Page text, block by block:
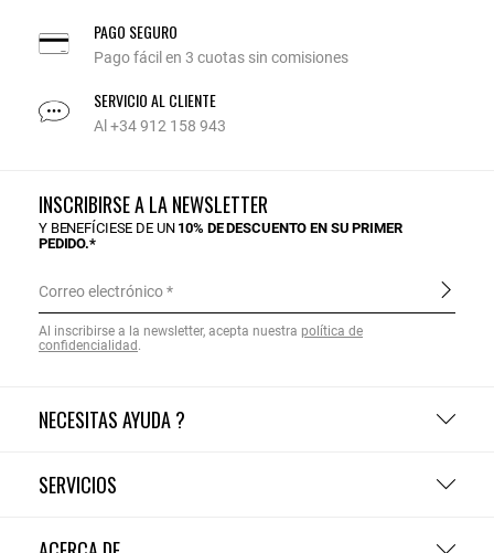
PAGO SEGURO
Pago fácil en 3 cuotas sin comisiones
SERVICIO AL CLIENTE
Al +34 912 158 943
NECESITAS AYUDA ?
SERVICIOS
INSCRIBIRSE A LA NEWSLETTER
Y BENEFÍCIESE DE UN 10% DE DESCUENTO EN SU PRIMER
PEDIDO.*
Correo electrónico
Al inscribirse a la newsletter, acepta nuestra política de
confidencialidad.